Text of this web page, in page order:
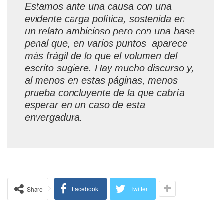
Estamos ante una causa con una
evidente carga política, sostenida en
un relato ambicioso pero con una base
penal que, en varios puntos, aparece
más frágil de lo que el volumen del
escrito sugiere. Hay mucho discurso y,
al menos en estas páginas, menos
prueba concluyente de la que cabría
esperar en un caso de esta
envergadura.
Share Facebook Twitter